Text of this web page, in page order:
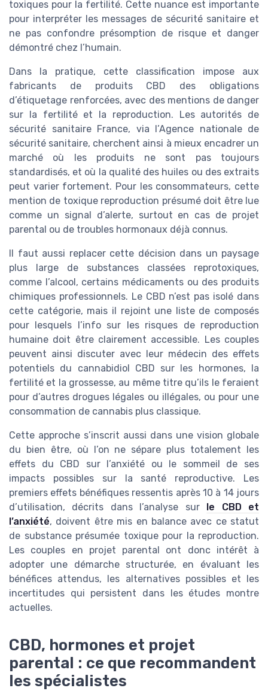
toxiques pour la fertilité. Cette nuance est importante
pour interpréter les messages de sécurité sanitaire et
ne pas confondre présomption de risque et danger
démontré chez l’humain.
Dans la pratique, cette classification impose aux
fabricants de produits CBD des obligations
d’étiquetage renforcées, avec des mentions de danger
sur la fertilité et la reproduction. Les autorités de
sécurité sanitaire France, via l’Agence nationale de
sécurité sanitaire, cherchent ainsi à mieux encadrer un
marché où les produits ne sont pas toujours
standardisés, et où la qualité des huiles ou des extraits
peut varier fortement. Pour les consommateurs, cette
mention de toxique reproduction présumé doit être lue
comme un signal d’alerte, surtout en cas de projet
parental ou de troubles hormonaux déjà connus.
Il faut aussi replacer cette décision dans un paysage
plus large de substances classées reprotoxiques,
comme l’alcool, certains médicaments ou des produits
chimiques professionnels. Le CBD n’est pas isolé dans
cette catégorie, mais il rejoint une liste de composés
pour lesquels l’info sur les risques de reproduction
humaine doit être clairement accessible. Les couples
peuvent ainsi discuter avec leur médecin des effets
potentiels du cannabidiol CBD sur les hormones, la
fertilité et la grossesse, au même titre qu’ils le feraient
pour d’autres drogues légales ou illégales, ou pour une
consommation de cannabis plus classique.
Cette approche s’inscrit aussi dans une vision globale
du bien être, où l’on ne sépare plus totalement les
effets du CBD sur l’anxiété ou le sommeil de ses
impacts possibles sur la santé reproductive. Les
premiers effets bénéfiques ressentis après 10 à 14 jours
d’utilisation, décrits dans l’analyse sur le CBD et
l’anxiété, doivent être mis en balance avec ce statut
de substance présumée toxique pour la reproduction.
Les couples en projet parental ont donc intérêt à
adopter une démarche structurée, en évaluant les
bénéfices attendus, les alternatives possibles et les
incertitudes qui persistent dans les études montre
actuelles.
CBD, hormones et projet
parental : ce que recommandent
les spécialistes